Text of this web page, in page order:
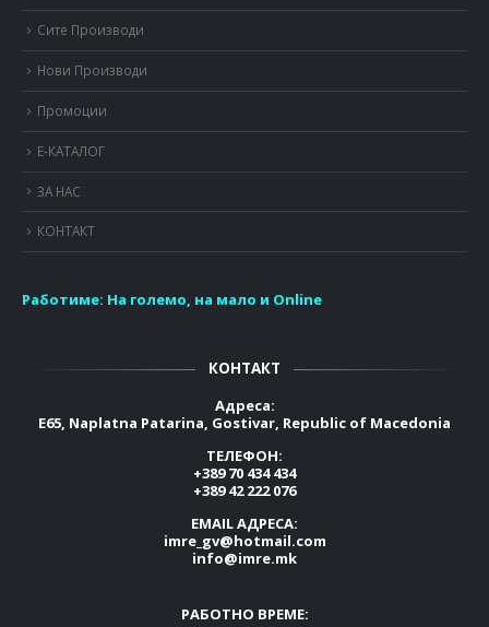
Сите Производи
Нови Производи
Промоции
Е-КАТАЛОГ
ЗА НАС
КОНТАКТ
Работиме: На големо, на мало и Online
КОНТАКТ
Адреса:
E65, Naplatna Patarina, Gostivar, Republic of Macedonia
ТЕЛЕФОН:
+389 70 434 434
+389 42 222 076
EMAIL АДРЕСА:
imre_gv@hotmail.com
info@imre.mk
РАБОТНО ВРЕМЕ: